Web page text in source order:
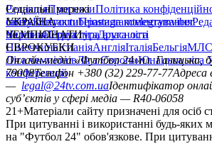
РедакціяПрогнозиПолітика
сайтуКонтактиПравила коментування
політикаСтруктура власності
Соціальні мережі
facebookxyoutubeinstagramtelegramviber
УКРАЇНА
УкраїнаПерша лігаДруга ліга
ЧЕМПІОНАТИ
НімеччинаІспаніяАнгліяІталіяБельгіяМЛС
ЄВРОКУБКИ
Ліга чемпіонівЛіга ЄвропиЮнацька
конференцій
Онлайн-медіа «Футбол 24»пл. Галицька,
79008Телефон +380 (32) 229-77-77Адреса
— legal@24tv.com.uaІдентифікатор
суб’єктів у сфері медіа — R40-06058
21+Матеріали сайту призначені для осіб
При цитуванні і використанні будь-яких
на "Футбол 24" обов'язкове. При